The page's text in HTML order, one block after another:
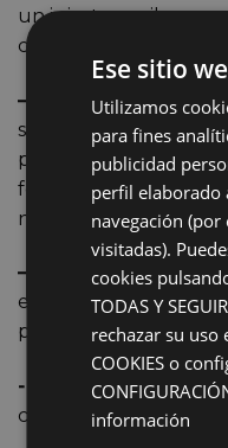
un injerto capilar, ya
completamente
– Crecimiento seguro
se realiza
problemas y no
folículos provienen
no habrá rechazo.
– Precio accesible.
en Badajoz es
presupuestos.
-Equipo de
con más de 20 años
Ese sitio
Utilizamos
para fines
publicidad
perfil elaborado
navegación
visitadas).
cookies
TODAS Y
rechazar su uso
COOKIES o
información